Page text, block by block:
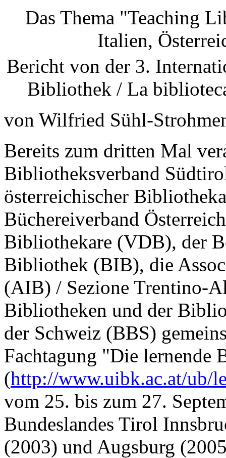
Das Thema "Teaching
Italien,
Bericht von der 3.
Bibliothek / La
von Wilfried Sühl-
Bereits zum dritten Mal
Bibliotheksverband
österreichischer
Büchereiverband
Bibliothekare (VDB), der
Bibliothek (BIB), die
(AIB) / Sezione Trentino-
Bibliotheken und der
der Schweiz (BBS)
Fachtagung "Die lernende
(http://www.uibk.ac.at/ub/
vom 25. bis zum 27.
Bundeslandes Tirol
(2003) und Augsburg